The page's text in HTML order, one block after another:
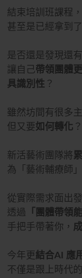
結束培訓班課程
甚至是已經拿到
是否還是發現還
讓自己帶領團體
具識別性 ？
雖然坊間有很多
但又要如何轉化 ？
新活藝術團隊將
為「藝術輔療師
從實際需求面出發
透過
「團體帶領能
手把手帶著你，
今年更結合AI 應
不僅是跟上時代